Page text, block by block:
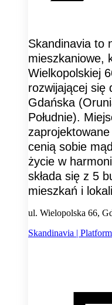
Skandinavia to
mieszkaniowe,
Wielkopolskiej
rozwijającej się
Gdańska
Południe).
cenią sobie
życie w
składa się z 5
mieszkań i
ul. Wielopolska 66,
Skandinavia |